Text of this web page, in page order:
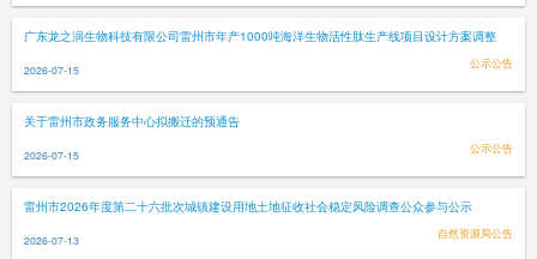
广东龙之润生物科技有限公司雷州市年产1000吨海洋生物活性肽生产线项目设计方案调整
2026-07-15 公示公告
关于雷州市政务服务中心拟搬迁的预通告
2026-07-15 公示公告
雷州市2026年度第二十六批次城镇建设用地土地征收社会稳定风险调查公众参与公示
2026-07-13 自然资源局公告